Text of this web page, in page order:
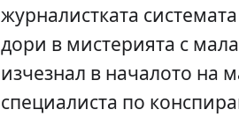
журналистката
дори в мистерията с
изчезнал в началото на
специалиста по